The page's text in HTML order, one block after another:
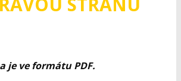
je ve formátu PDF.